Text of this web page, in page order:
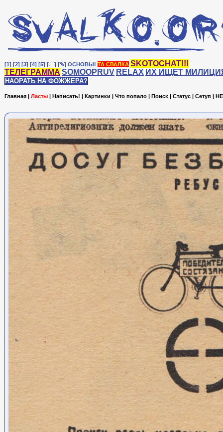
[1] [2] [3] [4] [5] [♩] [✎] ОСНОВЫ! ТА СВАЛКА SKOTOCHAT!!!
ТЕЛЕГРАММА SOMOOPRUV RELAX ИХ ИЩЕТ
НАОРАТЬ НА ФОЖЖЕРА?
Главная | Ласты | Написать! | Картинки | Что попало | Поиск | Статус | Сетуп |